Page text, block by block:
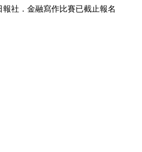
報社．金融寫作比賽已截止報名